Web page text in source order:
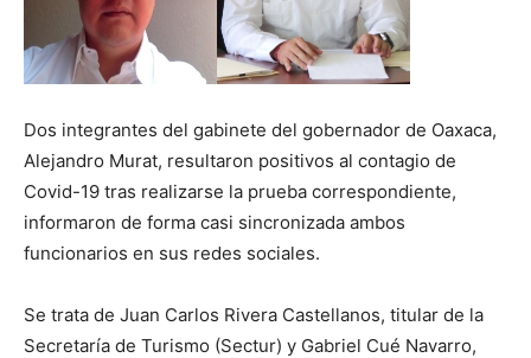
Dos integrantes del gabinete del gobernador de Oaxaca,
Alejandro Murat, resultaron positivos al contagio de
Covid-19 tras realizarse la prueba correspondiente,
informaron de forma casi sincronizada ambos
funcionarios en sus redes sociales.
Se trata de Juan Carlos Rivera Castellanos, titular de la
Secretaría de Turismo (Sectur) y Gabriel Cué Navarro,